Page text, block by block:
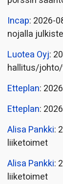
Incap: 2026-
nojalla
Luotea Oyj:
hallitus/
Etteplan:
Etteplan:
Alisa Pankki:
liiketoimet
Alisa Pankki:
liiketoimet